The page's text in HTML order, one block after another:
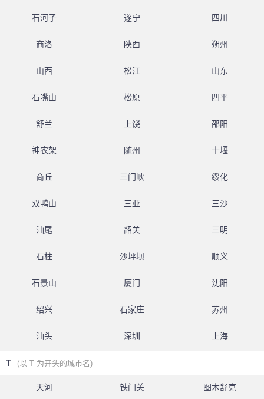
石河子 遂宁 四川
商洛 陕西 朔州
山西 松江 山东
石嘴山 松原 四平
舒兰 上饶 邵阳
神农架 随州 十堰
商丘 三门峡 绥化
双鸭山 三亚 三沙
汕尾 韶关 三明
石柱 沙坪坝 顺义
石景山 厦门 沈阳
绍兴 石家庄 苏州
汕头 深圳 上海
T (以 T 为开头的城市名)
天河 铁门关 图木舒克